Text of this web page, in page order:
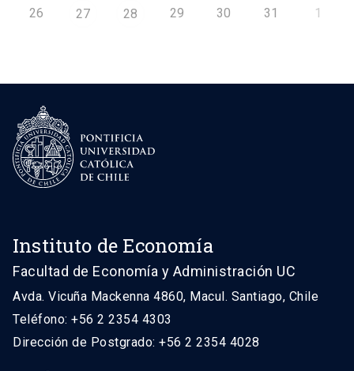
26 27 28 29 30 31 1
Instituto de Economía
Facultad de Economía y Administración UC
Avda. Vicuña Mackenna 4860, Macul. Santiago, Chile
Teléfono: +56 2 2354 4303
Dirección de Postgrado: +56 2 2354 4028